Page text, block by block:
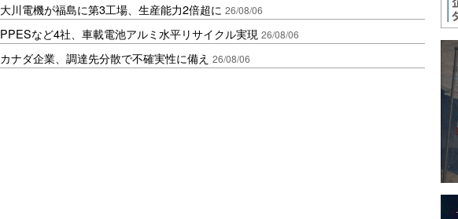
大川電機が福島に第3工場、生産能力2倍超に 26/08/06
PPESなど4社、車載電池アルミ水平リサイクル実現 26/08/06
カナダ企業、調達先分散で不確実性に備え 26/08/06